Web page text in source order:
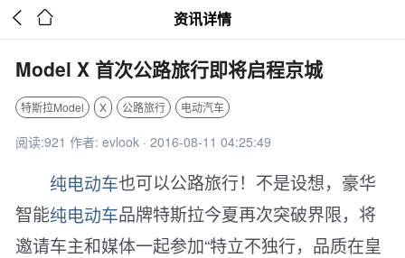
  资讯详情
Model X 首次公路旅行即将启程京城
特斯拉Model X 公路旅行 电动汽车
阅读:921 作者: evlook · 2016-08-11 04:25:49
纯电动车也可以公路旅行！不是设想，豪华
智能纯电动车品牌特斯拉今夏再次突破界限，将
邀请车主和媒体一起参加“特立不独行，品质在皇